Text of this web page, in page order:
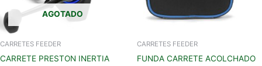
AGOTADO
CARRETES FEEDER
CARRETE PRESTON INERTIA
CARRETES FEEDER
FUNDA CARRETE ACOLCHADO